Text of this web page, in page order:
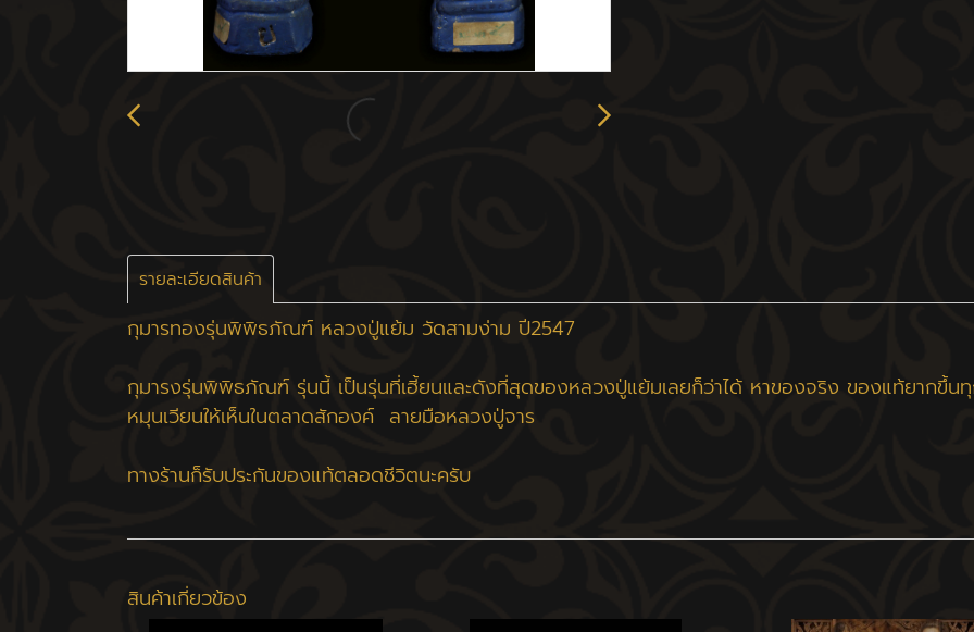
รายละเอียดสินค้า
กุมารทองรุ่นพิพิธภัณฑ์ หลวงปู่แย้ม วัดสามง่าม ปี2547
กุมารงรุ่นพิพิธภัณฑ์ รุ่นนี้ เป็นรุ่นที่เฮี้ยนและดังที่สุดของหลวงปู่แย้มเลยก็ว่าได้ หาของจริง ของแท้ยากขึ้น
หมุนเวียนให้เห็นในตลาดสักองค์ ลายมือหลวงปู่จาร
ทางร้านก็รับประกันของแท้ตลอดชีวิตนะครับ
สินค้าเกี่ยวข้อง